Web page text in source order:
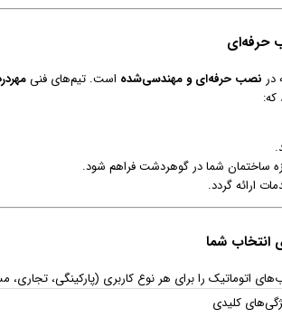
حرفه‌ای
در نصب حرفه‌ای و مهندسی‌شده است. تیم‌های فنی
که:
ساختمان شما در گوهردشت فراهم شود.
ارائه گردد.
انتخاب شما
اتوماتیک را برای هر نوع کاربری (پارکینگی،
کلیدی